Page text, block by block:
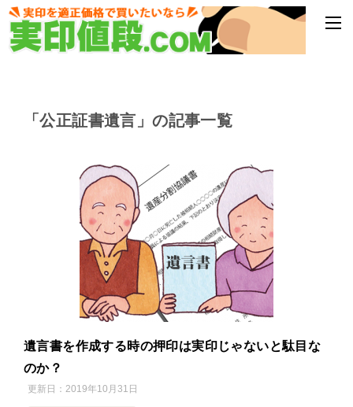
「公正証書遺言」の記事一覧
遺言書を作成する時の押印は実印じゃないと駄目な
のか？
更新日： 2019年10月31日